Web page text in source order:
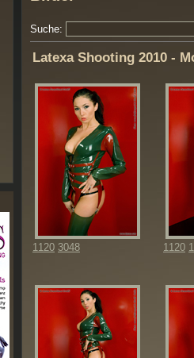
Suche:
Latexa Shooting 2010 -
1120 3048 1120